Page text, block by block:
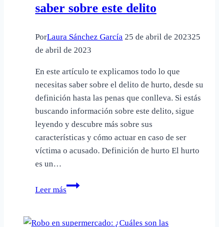
saber sobre este delito
PorLaura Sánchez García 25 de abril de 202325
de abril de 2023
En este artículo te explicamos todo lo que
necesitas saber sobre el delito de hurto, desde su
definición hasta las penas que conlleva. Si estás
buscando información sobre este delito, sigue
leyendo y descubre más sobre sus
características y cómo actuar en caso de ser
víctima o acusado. Definición de hurto El hurto
es un…
Leer más
Hurto:
que